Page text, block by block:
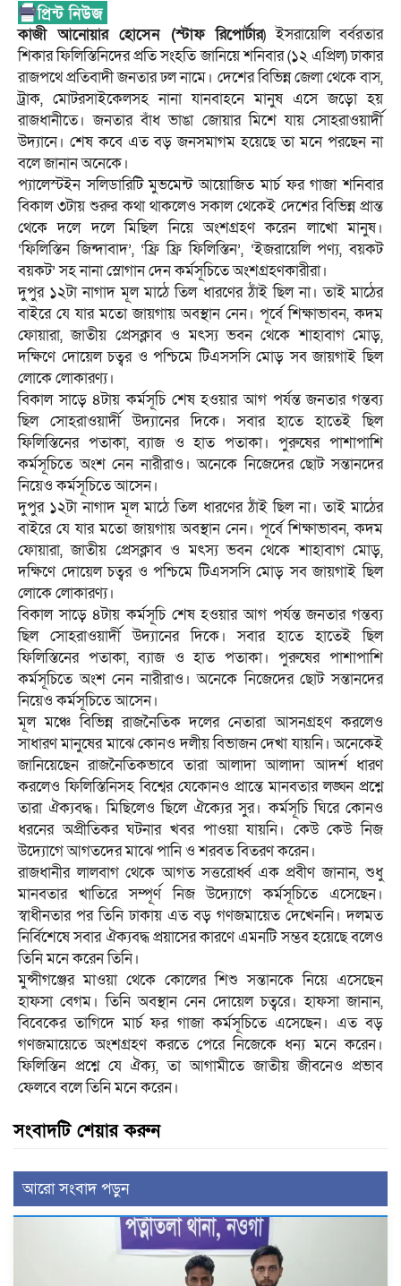
কাজী আনোয়ার হোসেন (স্টাফ রিপোর্টার) ইসরায়েলি বর্বরতার
শিকার ফিলিস্তিনিদের প্রতি সংহতি জানিয়ে শনিবার (১২ এপ্রিল) ঢাকার
রাজপথে প্রতিবাদী জনতার ঢল নামে। দেশের বিভিন্ন জেলা থেকে বাস,
ট্রাক, মোটরসাইকেলসহ নানা যানবাহনে মানুষ এসে জড়ো হয়
রাজধানীতে। জনতার বাঁধ ভাঙা জোয়ার মিশে যায় সোহরাওয়ার্দী
উদ্যানে। শেষ কবে এত বড় জনসমাগম হয়েছে তা মনে পরছেন না
বলে জানান অনেকে।
প্যালেস্টইন সলিডারিটি মুভমেন্ট আয়োজিত মার্চ ফর গাজা শনিবার
বিকাল ৩টায় শুরুর কথা থাকলেও সকাল থেকেই দেশের বিভিন্ন প্রান্ত
থেকে দলে দলে মিছিল নিয়ে অংশগ্রহণ করেন লাখো মানুষ।
‘ফিলিস্তিন জিন্দাবাদ’, ‘ফ্রি ফ্রি ফিলিস্তিন’, ‘ইজরায়েলি পণ্য, বয়কট
বয়কট’ সহ নানা স্লোগান দেন কর্মসূচিতে অংশগ্রহণকারীরা।
দুপুর ১২টা নাগাদ মূল মাঠে তিল ধারণের ঠাঁই ছিল না। তাই মাঠের
বাইরে যে যার মতো জায়গায় অবস্থান নেন। পূর্বে শিক্ষাভাবন, কদম
ফোয়ারা, জাতীয় প্রেসক্লাব ও মৎস্য ভবন থেকে শাহাবাগ মোড়,
দক্ষিণে দোয়েল চত্বর ও পশ্চিমে টিএসসসি মোড় সব জায়গাই ছিল
লোকে লোকারণ্য।
বিকাল সাড়ে ৪টায় কর্মসূচি শেষ হওয়ার আগ পর্যন্ত জনতার গন্তব্য
ছিল সোহরাওয়ার্দী উদ্যানের দিকে। সবার হাতে হাতেই ছিল
ফিলিস্তিনের পতাকা, ব্যাজ ও হাত পতাকা। পুরুষের পাশাপাশি
কর্মসূচিতে অংশ নেন নারীরাও। অনেকে নিজেদের ছোট সন্তানদের
নিয়েও কর্মসূচিতে আসেন।
দুপুর ১২টা নাগাদ মূল মাঠে তিল ধারণের ঠাঁই ছিল না। তাই মাঠের
বাইরে যে যার মতো জায়গায় অবস্থান নেন। পূর্বে শিক্ষাভাবন, কদম
ফোয়ারা, জাতীয় প্রেসক্লাব ও মৎস্য ভবন থেকে শাহাবাগ মোড়,
দক্ষিণে দোয়েল চত্বর ও পশ্চিমে টিএসসসি মোড় সব জায়গাই ছিল
লোকে লোকারণ্য।
বিকাল সাড়ে ৪টায় কর্মসূচি শেষ হওয়ার আগ পর্যন্ত জনতার গন্তব্য
ছিল সোহরাওয়ার্দী উদ্যানের দিকে। সবার হাতে হাতেই ছিল
ফিলিস্তিনের পতাকা, ব্যাজ ও হাত পতাকা। পুরুষের পাশাপাশি
কর্মসূচিতে অংশ নেন নারীরাও। অনেকে নিজেদের ছোট সন্তানদের
নিয়েও কর্মসূচিতে আসেন।
মূল মঞ্চে বিভিন্ন রাজনৈতিক দলের নেতারা আসনগ্রহণ করলেও
সাধারণ মানুষের মাঝে কোনও দলীয় বিভাজন দেখা যায়নি। অনেকেই
জানিয়েছেন রাজনৈতিকভাবে তারা আলাদা আলাদা আদর্শ ধারণ
করলেও ফিলিস্তিনিসহ বিশ্বের যেকোনও প্রান্তে মানবতার লঙ্ঘন প্রশ্নে
তারা ঐক্যবদ্ধ। মিছিলেও ছিলে ঐক্যের সুর। কর্মসূচি ঘিরে কোনও
ধরনের অপ্রীতিকর ঘটনার খবর পাওয়া যায়নি। কেউ কেউ নিজ
উদ্যোগে আগতদের মাঝে পানি ও শরবত বিতরণ করেন।
রাজধানীর লালবাগ থেকে আগত সত্তরোর্ধ্ব এক প্রবীণ জানান, শুধু
মানবতার খাতিরে সম্পূর্ণ নিজ উদ্যোগে কর্মসূচিতে এসেছেন।
স্বাধীনতার পর তিনি ঢাকায় এত বড় গণজমায়েত দেখেননি। দলমত
নির্বিশেষে সবার ঐক্যবদ্ধ প্রয়াসের কারণে এমনটি সম্ভব হয়েছে বলেও
তিনি মনে করেন তিনি।
মুন্সীগঞ্জের মাওয়া থেকে কোলের শিশু সন্তানকে নিয়ে এসেছেন
হাফসা বেগম। তিনি অবস্থান নেন দোয়েল চত্বরে। হাফসা জানান,
বিবেকের তাগিদে মার্চ ফর গাজা কর্মসূচিতে এসেছেন। এত বড়
গণজমায়েতে অংশগ্রহণ করতে পেরে নিজেকে ধন্য মনে করেন।
ফিলিস্তিন প্রশ্নে যে ঐক্য, তা আগামীতে জাতীয় জীবনেও প্রভাব
ফেলবে বলে তিনি মনে করেন।
সংবাদটি শেয়ার করুন
আরো সংবাদ পড়ুন